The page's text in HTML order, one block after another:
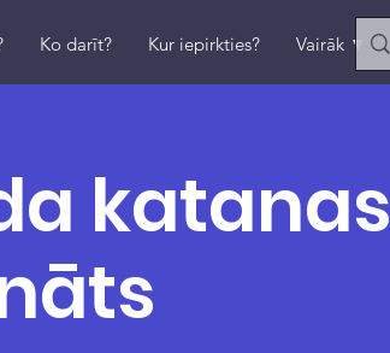
Ko darīt? Kur iepirkties? Vairāk ▼
katanas